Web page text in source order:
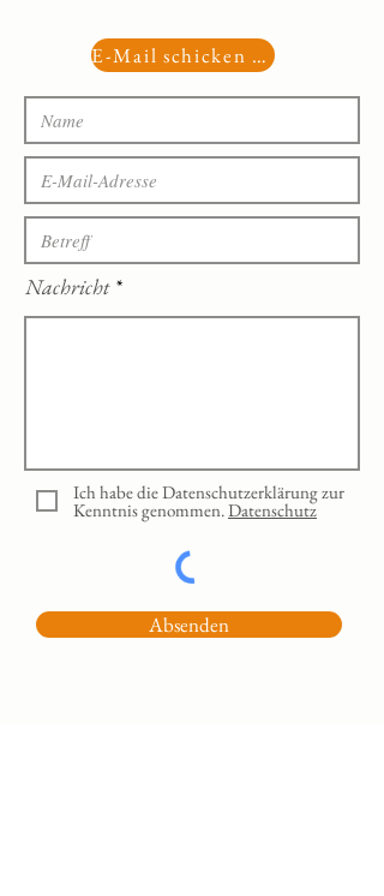
E-Mail schicken >>>
Nachricht
Ich habe die Datenschutzerklärung zur
Kenntnis genommen.Datenschutz
Absenden